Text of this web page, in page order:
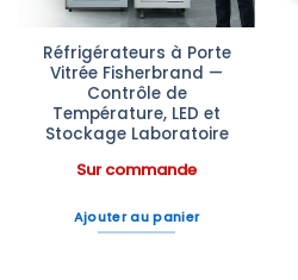
Réfrigérateurs à Porte
Vitrée Fisherbrand —
Contrôle de
Température, LED et
Stockage Laboratoire
Sur commande
Ajouter au panier